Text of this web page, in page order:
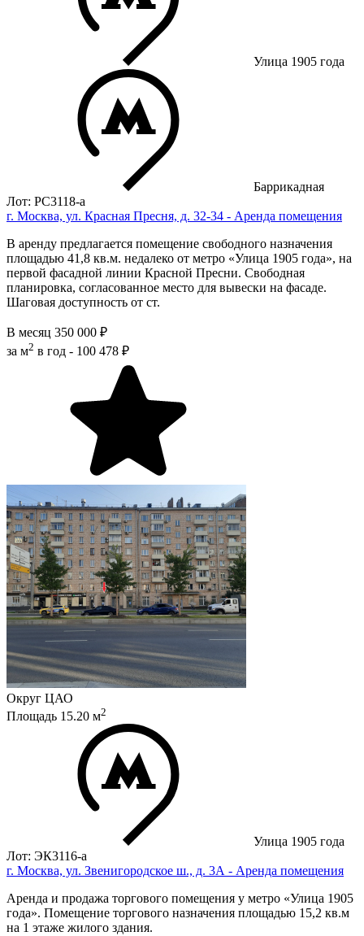
Улица 1905 года
Баррикадная
Лот: РС3118-a
г. Москва, ул. Красная Пресня, д. 32-34 - Аренда помещения
В аренду предлагается помещение свободного назначения
площадью 41,8 кв.м. недалеко от метро «Улица 1905 года», нa
пeрвой фасaдной линии Краcной Прecни. Свободная
планировка, согласованное место для вывески на фасаде.
Шаговая доступность от ст.
В месяц 350 000 ₽
за м2 в год - 100 478 ₽
Округ ЦАО
Площадь 15.20 м2
Улица 1905 года
Лот: ЭК3116-a
г. Москва, ул. Звенигородское ш., д. 3А - Аренда помещения
Аренда и продажа торгового помещения у метро «Улица 1905
года». Помещение торгового назначения площадью 15,2 кв.м
на 1 этаже жилого здания.